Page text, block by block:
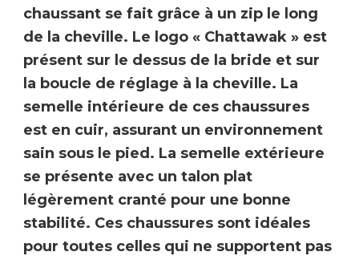
chaussant se fait grâce à un zip le long
de la cheville. Le logo « Chattawak » est
présent sur le dessus de la bride et sur
la boucle de réglage à la cheville. La
semelle intérieure de ces chaussures
est en cuir, assurant un environnement
sain sous le pied. La semelle extérieure
se présente avec un talon plat
légèrement cranté pour une bonne
stabilité. Ces chaussures sont idéales
pour toutes celles qui ne supportent pas